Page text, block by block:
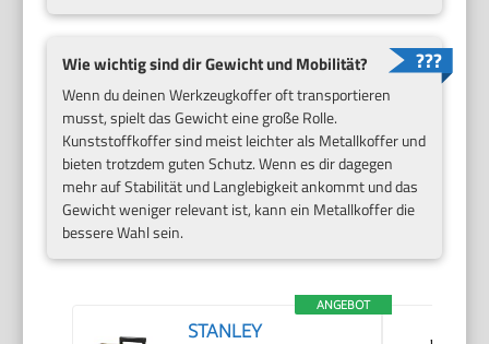
Wie wichtig sind dir Gewicht und Mobilität?
Wenn du deinen Werkzeugkoffer oft transportieren
musst, spielt das Gewicht eine große Rolle.
Kunststoffkoffer sind meist leichter als Metallkoffer und
bieten trotzdem guten Schutz. Wenn es dir dagegen
mehr auf Stabilität und Langlebigkeit ankommt und das
Gewicht weniger relevant ist, kann ein Metallkoffer die
bessere Wahl sein.
ANGEBOT
STANLEY